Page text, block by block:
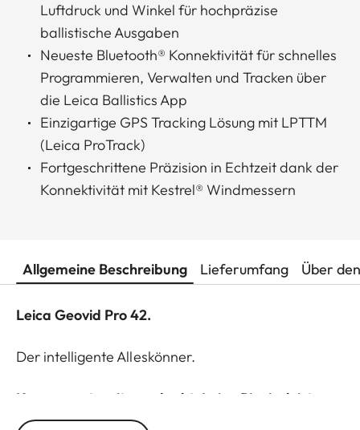
Luftdruck und Winkel für hochpräzise
ballistische Ausgaben
Neueste Bluetooth® Konnektivität für schnelles
Programmieren, Verwalten und Tracken über
die Leica Ballistics App
Einzigartige GPS Tracking Lösung mit LPTTM
(Leica ProTrack)
Fortgeschrittene Präzision in Echtzeit dank der
Konnektivität mit Kestrel® Windmessern
Allgemeine Beschreibung Lieferumfang Über
Leica Geovid Pro 42.
Der intelligente Alleskönner.
Konsequent weitergedacht: Leica Pionierleistung
trifft auf jagdpraktische Erfahrung.